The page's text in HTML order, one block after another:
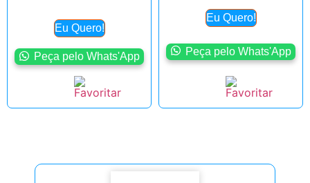
Eu Quero!
Peça pelo Whats'App
Eu Quero!
Peça pelo Whats'App